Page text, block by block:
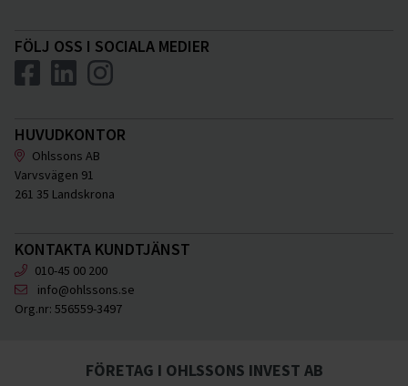
FÖLJ OSS I SOCIALA MEDIER
HUVUDKONTOR
Ohlssons AB
Varvsvägen 91
261 35 Landskrona
KONTAKTA KUNDTJÄNST
010-45 00 200
info@ohlssons.se
Org.nr: 556559-3497
FÖRETAG I OHLSSONS INVEST AB